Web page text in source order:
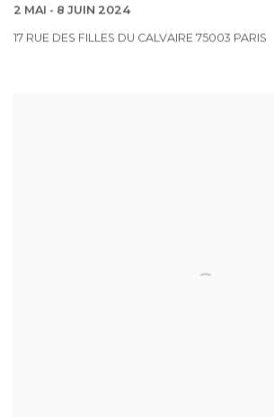
2 MAI - 8 JUIN 2024
17 RUE DES FILLES DU CALVAIRE 75003 PARIS